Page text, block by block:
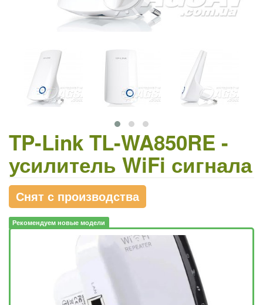
TP-Link TL-WA850RE -
усилитель WiFi сигнала
Снят с производства
Рекомендуем новые модели